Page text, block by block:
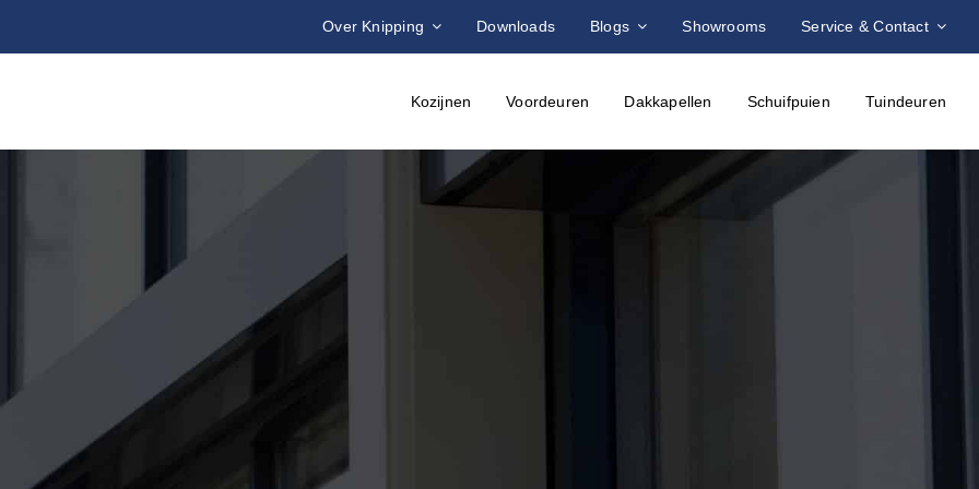
Over Knipping Downloads Blogs Showrooms Service & Contact
Kozijnen Voordeuren Dakkapellen Schuifpuien Tuindeuren